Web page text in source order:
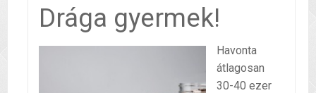
Drága gyermek!
Havonta
átlagosan
30-40 ezer